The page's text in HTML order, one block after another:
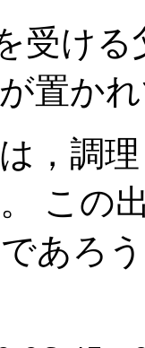
受け
置か
，調
この
あろ